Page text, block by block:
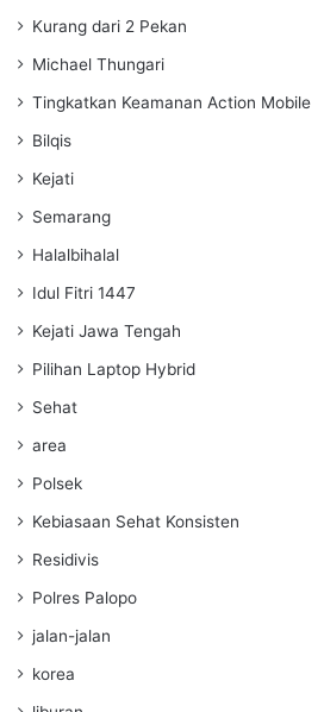
Kurang dari 2 Pekan
Michael Thungari
Tingkatkan Keamanan Action Mobile
Bilqis
Kejati
Semarang
Halalbihalal
Idul Fitri 1447
Kejati Jawa Tengah
Pilihan Laptop Hybrid
Sehat
area
Polsek
Kebiasaan Sehat Konsisten
Residivis
Polres Palopo
jalan-jalan
korea